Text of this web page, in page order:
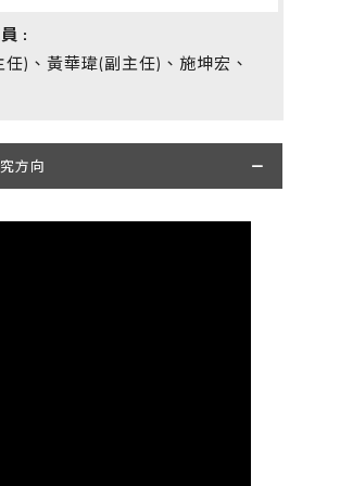
:
)、黃華瑋(副主任)、施坤宏、
方向